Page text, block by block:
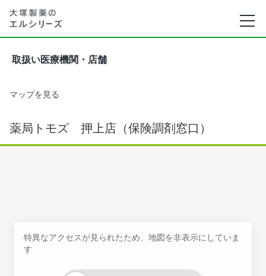
取扱い医療機関・店舗
マップを見る
薬局トモズ 押上店（保険調剤窓口）
特異なアクセスが見られたため、地図を非表示にしていま
す